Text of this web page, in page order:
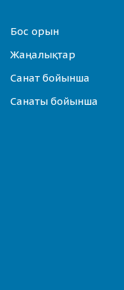
Бос орын
Жаңалықтар
Санат бойынша
Санаты бойынша